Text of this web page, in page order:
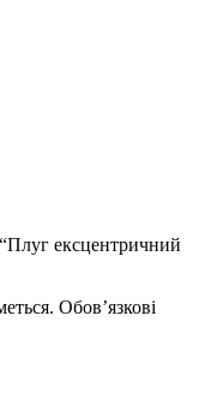
ексцентричний
Обов’язкові